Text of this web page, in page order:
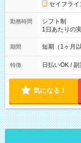
セイフライ
勤務時間
シフト制
1日あたりの
21：00～6：
ほとんどなし
も日給は同額
期間 短期（1ヶ月以
特徴 日払いOK /
気になる！